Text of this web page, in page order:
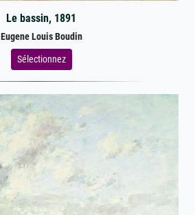
Le bassin, 1891
Eugene Louis Boudin
Sélectionnez